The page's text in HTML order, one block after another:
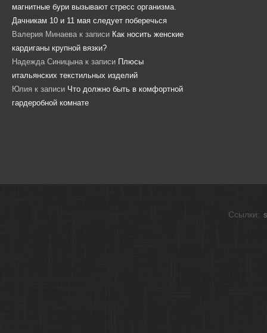
магнитные бури вызывают стресс организма.
Дачникам 10 и 11 мая следует поберечься
Валерия Минаева к записи Как носить женские
кардиганы крупной вязки?
Надежда Синицына к записи Плюсы
итальянских текстильных изделий
Юлия к записи Что должно быть в комфортной
гардеробной комнате
Ссылки: